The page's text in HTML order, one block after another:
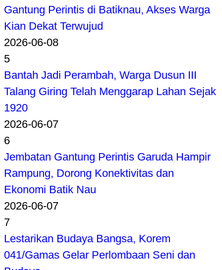
Gantung Perintis di Batiknau, Akses Warga
Kian Dekat Terwujud
2026-06-08
5
Bantah Jadi Perambah, Warga Dusun III
Talang Giring Telah Menggarap Lahan Sejak
1920
2026-06-07
6
Jembatan Gantung Perintis Garuda Hampir
Rampung, Dorong Konektivitas dan
Ekonomi Batik Nau
2026-06-07
7
Lestarikan Budaya Bangsa, Korem
041/Gamas Gelar Perlombaan Seni dan